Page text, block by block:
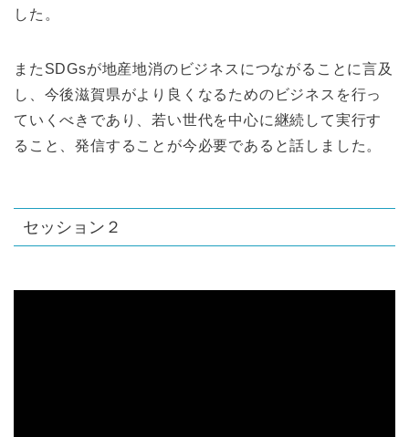
した。
またSDGsが地産地消のビジネスにつながることに言及
し、今後滋賀県がより良くなるためのビジネスを行っ
ていくべきであり、若い世代を中心に継続して実行す
ること、発信することが今必要であると話しました。
セッション２